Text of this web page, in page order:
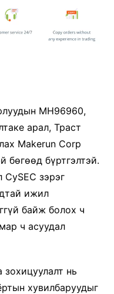
MH96960,
арал, Траст
Makerun Corp
бөгөөд бүртгэлтэй.
зэрэг
ижил
байж болох ч
ч асуудал
нь
хувилбаруудыг